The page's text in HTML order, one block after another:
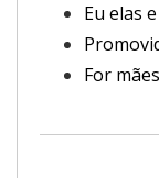
Eu elas
For mães